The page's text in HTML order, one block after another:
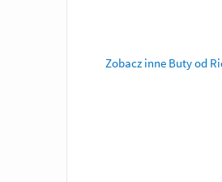
Zobacz inne Buty od